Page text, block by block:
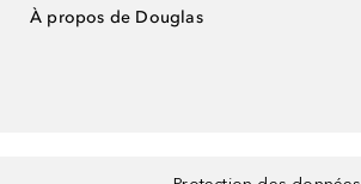
À propos de Douglas